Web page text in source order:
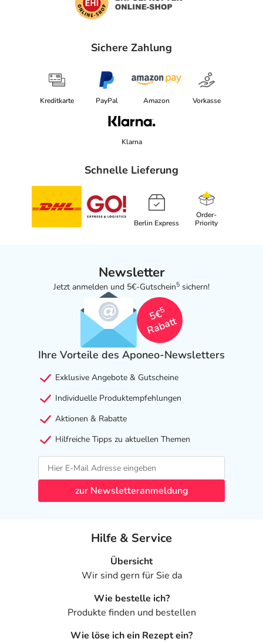
Sichere Zahlung
Kreditkarte PayPal Amazon Vorkasse
Klarna
Schnelle Lieferung
Berlin Express
Order-
Priority
Newsletter
Jetzt anmelden und 5€-Gutschein5 sichern!
5€
5
Rabatt
Ihre Vorteile des Aponeo-Newsletters
Exklusive Angebote & Gutscheine
Individuelle Produktempfehlungen
Aktionen & Rabatte
Hilfreiche Tipps zu aktuellen Themen
zur Newsletteranmeldung
Hilfe & Service
Übersicht
Wir sind gern für Sie da
Wie bestelle ich?
Produkte finden und bestellen
Wie löse ich ein Rezept ein?